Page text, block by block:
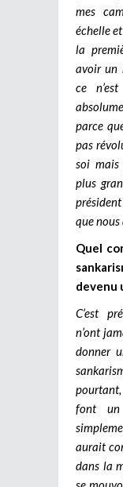
mes
échelle
la
avoir un
ce
parce
pas
soi
plus
que nous
Quel
devenu
C’est
n’ont
donner
font un
aurait
dans la